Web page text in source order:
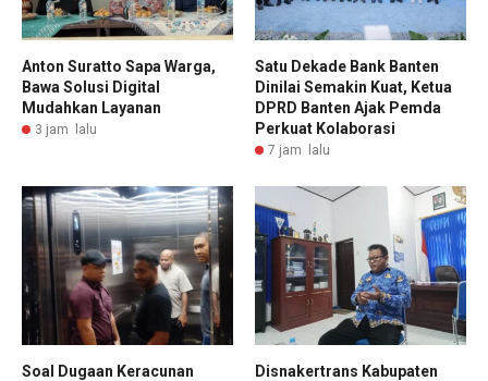
Anton Suratto Sapa Warga,
Bawa Solusi Digital
Mudahkan Layanan
3 jam lalu
Satu Dekade Bank Banten
Dinilai Semakin Kuat, Ketua
DPRD Banten Ajak Pemda
Perkuat Kolaborasi
7 jam lalu
Soal Dugaan Keracunan
Disnakertrans Kabupaten